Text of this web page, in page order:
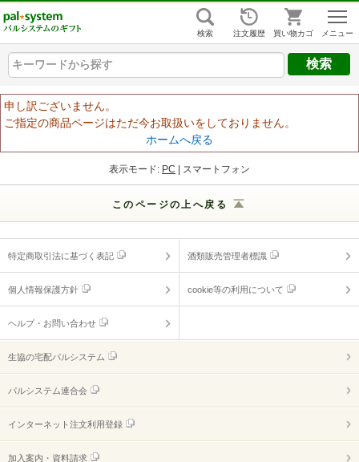
検索 注文履歴 買い物カゴ
組合員ログイン はじめての方
ヘルプ
ご利用ガイド
よくあるご質問（ギフトに関する情報）
ヘルプ・お問い合わせ
キーワードから探す
キーワードから探す
キーワードから探す
申し訳ございません。
ご指定の商品ページはただ今お取扱いをしておりません。
ホームへ戻る
表示モード: PC | スマートフォン
このページの上へ戻る
特定商取引法に基づく表記 酒類販売管理者標識
個人情報保護方針 cookie等の利用について
ヘルプ・お問い合わせ
生協の宅配パルシステム
パルシステム連合会
インターネット注文利用登録
加入案内・資料請求